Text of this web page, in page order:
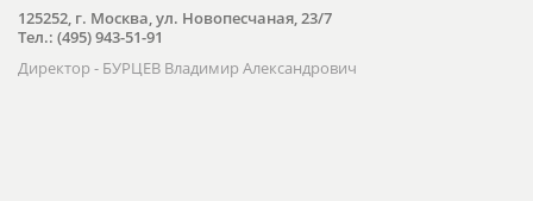
125252, г. Москва, ул. Новопесчаная, 23/7
Тел.: (495) 943-51-91
Директор - БУРЦЕВ Владимир Александрович